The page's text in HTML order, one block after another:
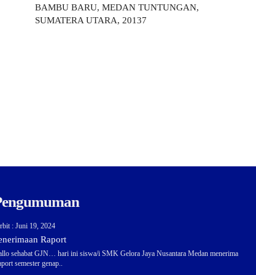
BAMBU BARU, MEDAN TUNTUNGAN,
SUMATERA UTARA, 20137
: Juni 19, 2024
Raport
sehabat GJN… hari ini siswa/i SMK Gelora Jaya Nusantara Medan menerima
semester genap..